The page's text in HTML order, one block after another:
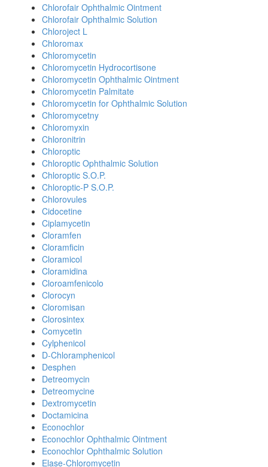
Chlorofair Ophthalmic Ointment
Chlorofair Ophthalmic Solution
Chloroject L
Chloromax
Chloromycetin
Chloromycetin Hydrocortisone
Chloromycetin Ophthalmic Ointment
Chloromycetin Palmitate
Chloromycetin for Ophthalmic Solution
Chloromycetny
Chloromyxin
Chloronitrin
Chloroptic
Chloroptic Ophthalmic Solution
Chloroptic S.O.P.
Chloroptic-P S.O.P.
Chlorovules
Cidocetine
Ciplamycetin
Cloramfen
Cloramficin
Cloramicol
Cloramidina
Cloroamfenicolo
Clorocyn
Cloromisan
Clorosintex
Comycetin
Cylphenicol
D-Chloramphenicol
Desphen
Detreomycin
Detreomycine
Dextromycetin
Doctamicina
Econochlor
Econochlor Ophthalmic Ointment
Econochlor Ophthalmic Solution
Elase-Chloromycetin